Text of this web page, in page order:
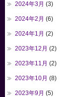
2024年3月 (3)
2024年2月 (6)
2024年1月 (2)
2023年12月 (2)
2023年11月 (2)
2023年10月 (8)
2023年9月 (5)